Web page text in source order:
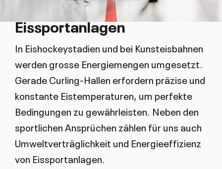
Eissportanlagen
In Eishockeystadien und bei Kunsteisbahnen
werden grosse Energiemengen umgesetzt.
Gerade Curling-Hallen erfordern präzise und
konstante Eistemperaturen, um perfekte
Bedingungen zu gewährleisten. Neben den
sportlichen Ansprüchen zählen für uns auch
Umweltverträglichkeit und Energieeffizienz
von Eissportanlagen.